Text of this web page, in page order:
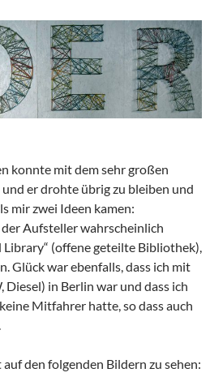
konnte mit dem sehr großen
er drohte übrig zu bleiben und
mir zwei Ideen kamen:
der Aufsteller wahrscheinlich
Library“ (offene geteilte Bibliothek),
Glück war ebenfalls, dass ich mit
in Berlin war und dass ich
Mitfahrer hatte, so dass auch
den folgenden Bildern zu sehen: